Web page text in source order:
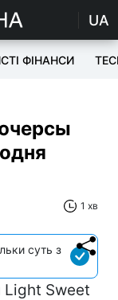
UA
ФІНАНСИ
1 хв
суть з
Sweet